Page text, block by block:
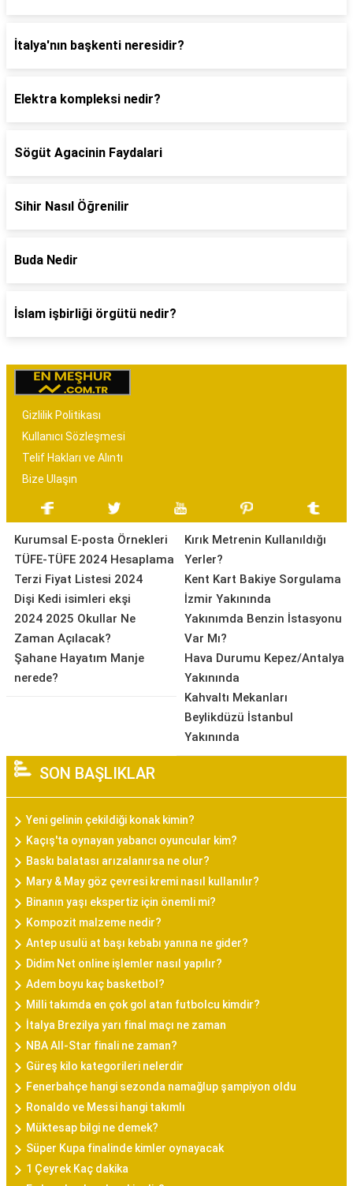
İtalya'nın başkenti neresidir?
Elektra kompleksi nedir?
Sögüt Agacinin Faydalari
Sihir Nasıl Öğrenilir
Buda Nedir
İslam işbirliği örgütü nedir?
Gizlilik Politikası
Kullanıcı Sözleşmesi
Telif Hakları ve Alıntı
Bize Ulaşın
Kurumsal E-posta Örnekleri
TÜFE-TÜFE 2024 Hesaplama
Terzi Fiyat Listesi 2024
Dişi Kedi isimleri ekşi
2024 2025 Okullar Ne
Zaman Açılacak?
Şahane Hayatım Manje
nerede?
Kırık Metrenin Kullanıldığı
Yerler?
Kent Kart Bakiye Sorgulama
İzmir Yakınında
Yakınımda Benzin İstasyonu
Var Mı?
Hava Durumu Kepez/Antalya
Yakınında
Kahvaltı Mekanları
Beylikdüzü İstanbul
Yakınında
SON BAŞLIKLAR
Yeni gelinin çekildiği konak kimin?
Kaçış'ta oynayan yabancı oyuncular kim?
Baskı balatası arızalanırsa ne olur?
Mary & May göz çevresi kremi nasıl kullanılır?
Binanın yaşı ekspertiz için önemli mi?
Kompozit malzeme nedir?
Antep usulü at başı kebabı yanına ne gider?
Didim Net online işlemler nasıl yapılır?
Adem boyu kaç basketbol?
Milli takımda en çok gol atan futbolcu kimdir?
İtalya Brezilya yarı final maçı ne zaman
NBA All-Star finali ne zaman?
Güreş kilo kategorileri nelerdir
Fenerbahçe hangi sezonda namağlup şampiyon oldu
Ronaldo ve Messi hangi takımlı
Müktesap bilgi ne demek?
Süper Kupa finalinde kimler oynayacak
1 Çeyrek Kaç dakika